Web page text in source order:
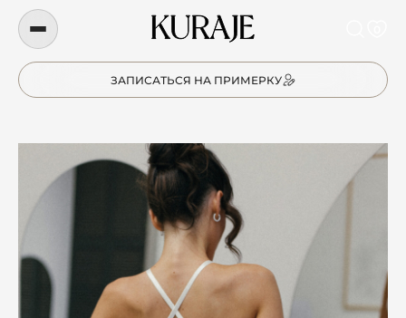
ЗАПИСАТЬСЯ НА ПРИМЕРКУ